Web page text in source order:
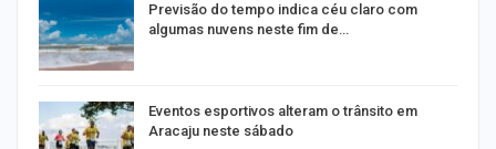
Previsão do tempo indica céu claro com
algumas nuvens neste fim de…
Eventos esportivos alteram o trânsito em
Aracaju neste sábado